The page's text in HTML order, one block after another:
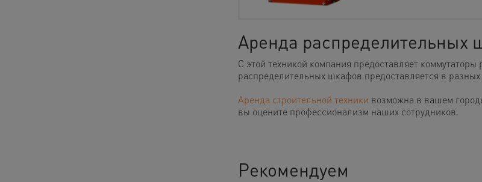
Аренда распределительных
С этой техникой компания предоставляет
распределительных шкафов предоставляется в
Аренда строительной техники возможна в вашем
вы оцените профессионализм наших сотрудников.
Рекомендуем